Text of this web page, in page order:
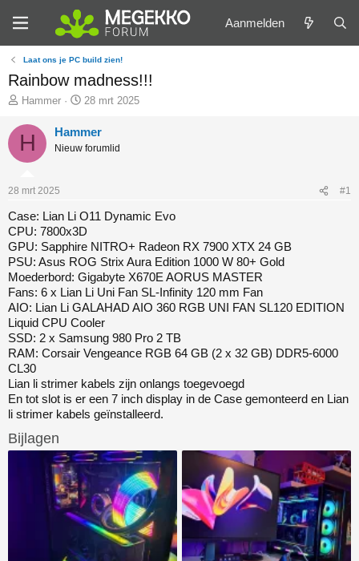
Aanmelden
Laat ons je PC build zien!
Rainbow madness!!!
O
d
e
r
w
r
s
t
a
t
e
r
Hammer
S
r
t
m
28 mrt 2025
H Hammer
Nieuw forumlid
28 mrt 2025 #1
Case: Lian Li O11 Dynamic Evo
CPU: 7800x3D
GPU: Sapphire NITRO+ Radeon RX 7900 XTX 24 GB
PSU: Asus ROG Strix Aura Edition 1000 W 80+ Gold
Moederbord: Gigabyte X670E AORUS MASTER
Fans: 6 x Lian Li Uni Fan SL-Infinity 120 mm Fan
AIO: Lian Li GALAHAD AIO 360 RGB UNI FAN SL120 EDITION
Liquid CPU Cooler
SSD: 2 x Samsung 980 Pro 2 TB
RAM: Corsair Vengeance RGB 64 GB (2 x 32 GB) DDR5-6000
CL30
Lian li strimer kabels zijn onlangs toegevoegd
En tot slot is er een 7 inch display in de Case gemonteerd en Lian
li strimer kabels geïnstalleerd.
Bijlagen